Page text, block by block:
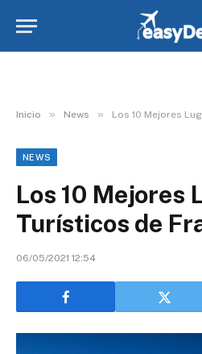
Inicio » News » Los 10 Mejores
NEWS
Los 10 Mejores
Turísticos de
06/05/2021 12:54